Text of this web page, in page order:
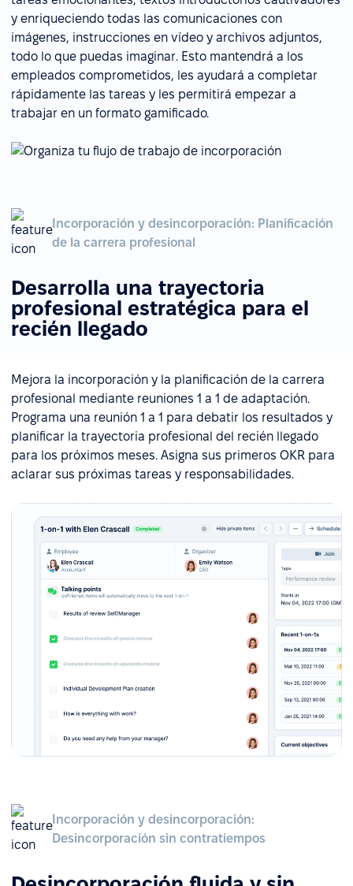
y enriqueciendo todas las comunicaciones con
imágenes, instrucciones en vídeo y archivos adjuntos,
todo lo que puedas imaginar. Esto mantendrá a los
empleados comprometidos, les ayudará a completar
rápidamente las tareas y les permitirá empezar a
trabajar en un formato gamificado.
Incorporación y desincorporación: Planificación
de la carrera profesional
Desarrolla una trayectoria
profesional estratégica para el
recién llegado
Mejora la incorporación y la planificación de la carrera
profesional mediante reuniones 1 a 1 de adaptación.
Programa una reunión 1 a 1 para debatir los resultados y
planificar la trayectoria profesional del recién llegado
para los próximos meses. Asigna sus primeros OKR para
aclarar sus próximas tareas y responsabilidades.
Incorporación y desincorporación:
Desincorporación sin contratiempos